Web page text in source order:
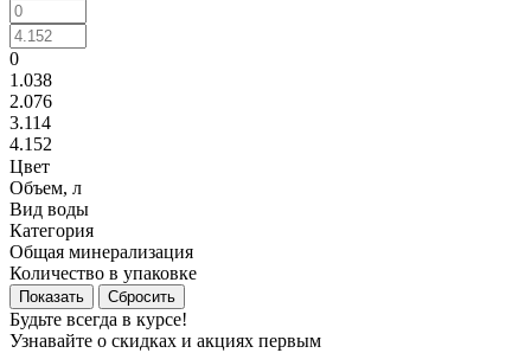
0
1.038
2.076
3.114
4.152
Цвет
Объем, л
Вид воды
Категория
Общая минерализация
Количество в упаковке
Сбросить
Будьте всегда в курсе!
Узнавайте о скидках и акциях первым